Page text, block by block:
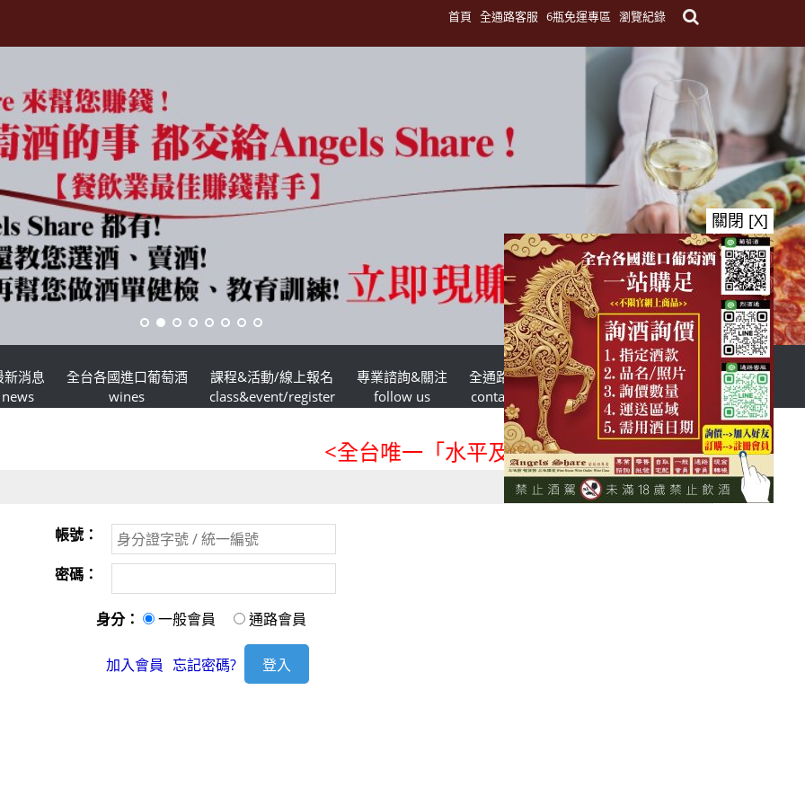
首頁 全通路客服 6瓶免運專區 瀏覽紀錄
新消息
news
全台各國進口葡萄酒
wines
課程&活動/線上報名
class&event/register
專業諮詢&關注
follow us
全通路客服
contact us
台灣酒商聯盟
TWSMA
首頁 會員登入
<全台唯一「水平及垂直整合、一次購足」各國進
帳號：
密碼：
身分： 一般會員 通路會員
加入會員 忘記密碼?
關閉 [X]